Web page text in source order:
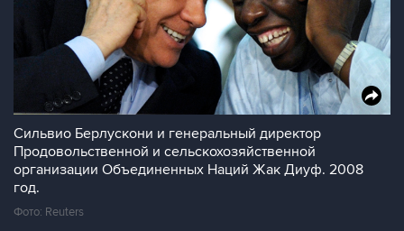
Сильвио Берлускони и генеральный директор
Продовольственной и сельскохозяйственной
организации Объединенных Наций Жак Диуф. 2008
год.
Фото: Reuters